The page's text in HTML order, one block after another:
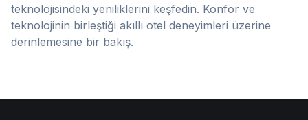
teknolojisindeki yeniliklerini keşfedin. Konfor ve
teknolojinin birleştiği akıllı otel deneyimleri üzerine
derinlemesine bir bakış.